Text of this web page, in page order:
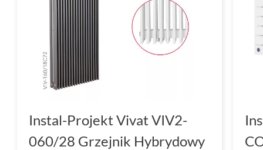
Instal-Projekt Vivat VIV2-
060/28 Grzejnik Hybrydowy